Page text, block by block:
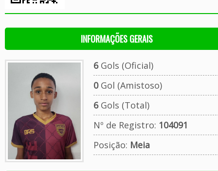
INFORMAÇÕES GERAIS
6Gols (Oficial)
0Gol (Amistoso)
6Gols (Total)
Nº de Registro: 104091
Posição: Meia